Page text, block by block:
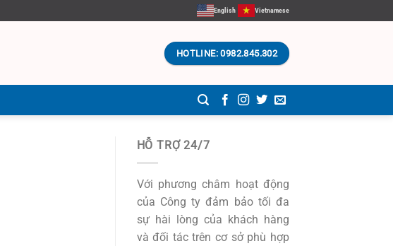
English Vietnamese
HOTLINE: 0982.845.302
HỖ TRỢ 24/7
Với phương châm hoạt động
của Công ty đảm bảo tối đa
sự hài lòng của khách hàng
và đối tác trên cơ sở phù hợp